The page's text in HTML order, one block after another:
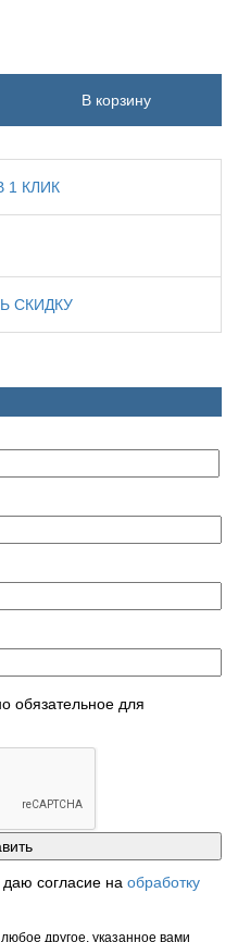
В корзину
1 КЛИК
СКИДКУ
обязательное для
согласие на обработку
другое, указанное вами